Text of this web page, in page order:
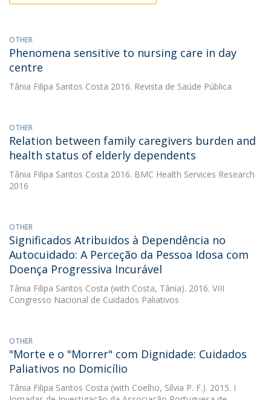
OTHER
Phenomena sensitive to nursing care in day
centre
Tânia Filipa Santos Costa 2016. Revista de Saúde Pública
OTHER
Relation between family caregivers burden and
health status of elderly dependents
Tânia Filipa Santos Costa 2016. BMC Health Services Research
2016
OTHER
Significados Atribuidos à Dependência no
Autocuidado: A Perceção da Pessoa Idosa com
Doença Progressiva Incurável
Tânia Filipa Santos Costa (with Costa, Tânia). 2016. VIII
Congresso Nacional de Cuidados Paliativos
OTHER
"Morte e o "Morrer" com Dignidade: Cuidados
Paliativos no Domicílio
Tânia Filipa Santos Costa (with Coelho, Sílvia P. F.). 2015. I